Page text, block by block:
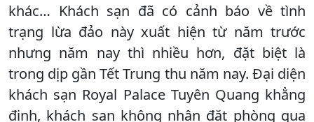
khác… Khách sạn đã có cảnh báo về tình
trạng lừa đảo này xuất hiện từ năm trước
nhưng năm nay thì nhiều hơn, đặt biệt là
trong dịp gần Tết Trung thu năm nay. Đại diện
khách sạn Royal Palace Tuyên Quang khẳng
định, khách sạn không nhận đặt phòng qua